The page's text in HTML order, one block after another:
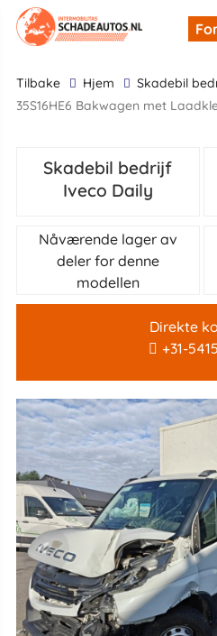
tilbake Hjem skadebil
35S16HE6 Bakwagen met
Skadebil bedrijf
Iveco Daily
Nåværende lager av
deler for denne
modellen
Direkte
+31-